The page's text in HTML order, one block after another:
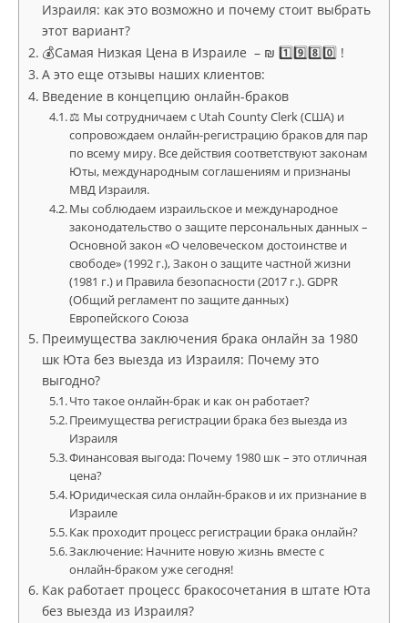
Израиля: как это возможно и почему стоит выбрать
этот вариант?
💰Самая Низкая Цена в Израиле – ₪ 1️⃣9️⃣8️⃣0️⃣ !
А это еще отзывы наших клиентов:
Введение в концепцию онлайн-браков
⚖ Мы сотрудничаем с Utah County Clerk (США) и
сопровождаем онлайн-регистрацию браков для пар
по всему миру. Все действия соответствуют законам
Юты, международным соглашениям и признаны
МВД Израиля.
Мы соблюдаем израильское и международное
законодательство о защите персональных данных –
Основной закон «О человеческом достоинстве и
свободе» (1992 г.), Закон о защите частной жизни
(1981 г.) и Правила безопасности (2017 г.). GDPR
(Общий регламент по защите данных)
Европейского Союза
Преимущества заключения брака онлайн за 1980
шк Юта без выезда из Израиля: Почему это
выгодно?
Что такое онлайн-брак и как он работает?
Преимущества регистрации брака без выезда из
Израиля
Финансовая выгода: Почему 1980 шк – это отличная
цена?
Юридическая сила онлайн-браков и их признание в
Израиле
Как проходит процесс регистрации брака онлайн?
Заключение: Начните новую жизнь вместе с
онлайн-браком уже сегодня!
Как работает процесс бракосочетания в штате Юта
без выезда из Израиля?